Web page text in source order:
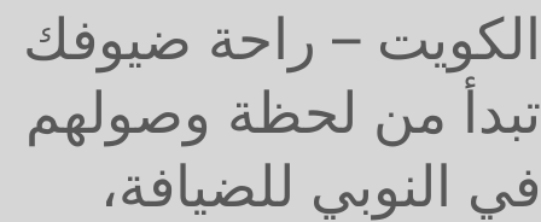
الكويت – راحة ضيوفك
تبدأ من لحظة وصولهم
في النوبي للضيافة،